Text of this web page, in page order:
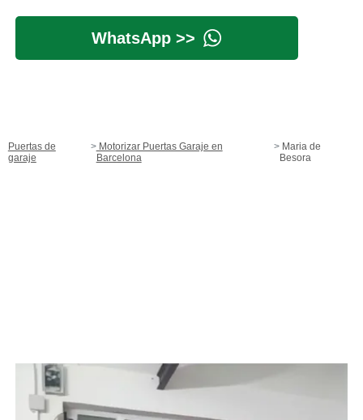
WhatsApp >>
Puertas de
garaje
Motorizar Puertas Garaje en
Barcelona
Maria de
Besora